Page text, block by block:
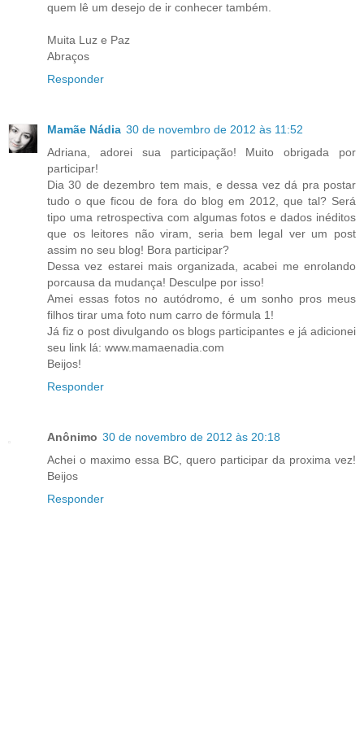
quem lê um desejo de ir conhecer também.
Muita Luz e Paz
Abraços
Responder
Mamãe Nádia 30 de novembro de 2012 às 11:52
Adriana, adorei sua participação! Muito obrigada por
participar!
Dia 30 de dezembro tem mais, e dessa vez dá pra postar
tudo o que ficou de fora do blog em 2012, que tal? Será
tipo uma retrospectiva com algumas fotos e dados inéditos
que os leitores não viram, seria bem legal ver um post
assim no seu blog! Bora participar?
Dessa vez estarei mais organizada, acabei me enrolando
porcausa da mudança! Desculpe por isso!
Amei essas fotos no autódromo, é um sonho pros meus
filhos tirar uma foto num carro de fórmula 1!
Já fiz o post divulgando os blogs participantes e já adicionei
seu link lá: www.mamaenadia.com
Beijos!
Responder
Anônimo 30 de novembro de 2012 às 20:18
Achei o maximo essa BC, quero participar da proxima vez!
Beijos
Responder